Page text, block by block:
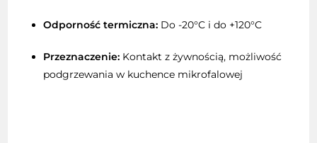
Odporność termiczna: Do -20°C i do +120°C
Przeznaczenie: Kontakt z żywnością, możliwość
podgrzewania w kuchence mikrofalowej